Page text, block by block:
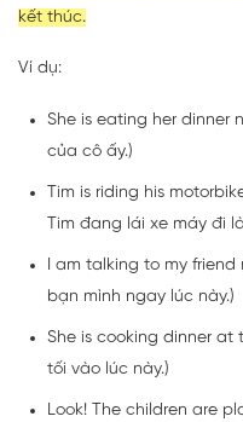
kết thúc.
Ví dụ:
She is eating her dinner
của cô ấy.)
Tim is riding his
Tim đang lái xe máy đi
I am talking to my friend
bạn mình ngay lúc này.)
She is cooking dinner at
tối vào lúc này.)
Look! The children are